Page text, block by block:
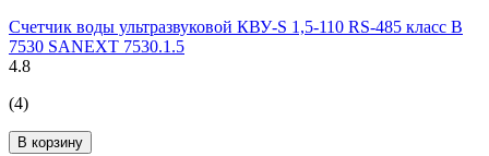
Счетчик воды ультразвуковой КВУ-S 1,5-110 RS-485 класс B
7530 SANEXT 7530.1.5
4.8
(4)
В корзину